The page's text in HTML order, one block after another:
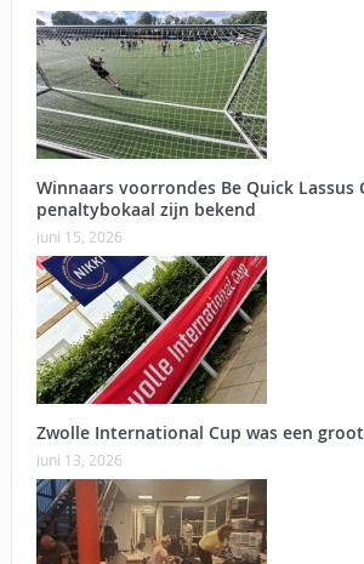
Winnaars voorrondes Be Quick Lassus
penaltybokaal zijn bekend
juni 15, 2026
Zwolle International Cup was een
juni 13, 2026